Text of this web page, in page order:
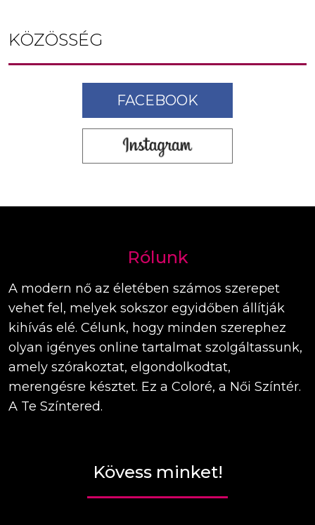
KÖZÖSSÉG
FACEBOOK
Rólunk
A modern nő az életében számos szerepet
vehet fel, melyek sokszor egyidőben állítják
kihívás elé. Célunk, hogy minden szerephez
olyan igényes online tartalmat szolgáltassunk,
amely szórakoztat, elgondolkodtat,
merengésre késztet. Ez a Coloré, a Női Színtér.
A Te Színtered.
Kövess minket!